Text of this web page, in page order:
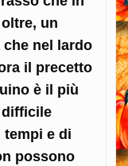
un
che nel lardo
il precetto
è il più
difficile
e di
possono